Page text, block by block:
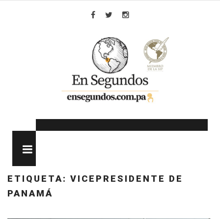
ETIQUETA: VICEPRESIDENTE DE
PANAMÁ